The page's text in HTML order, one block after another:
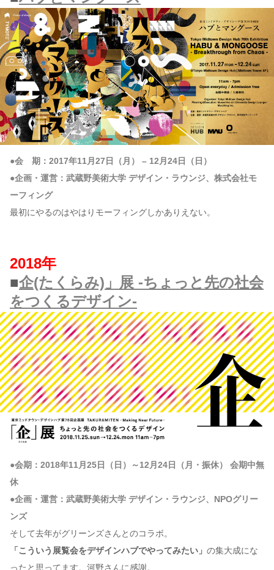
●会 期：2017年11月27日（月） – 12月24日（日）
●企画・運営：武蔵野美術大学 デザイン・ラウンジ、株式会社モ
ーフィング
最初にやるのはやはりモーフィングしかありえない。
2018年
■企(たくらみ)」展 -ちょっと先の社会
をつくるデザイン-
●会期：2018年11月25日（日）～12月24日（月・振休） 会期中無
休
●企画・運営：武蔵野美術大学 デザイン・ラウンジ、NPOグリー
ンズ
そして去年がグリーンズさんとのコラボ。
「こういう展覧会をデザインハブでやってみたい」 の集大成にな
ったと思ってます。河野さんに感謝。